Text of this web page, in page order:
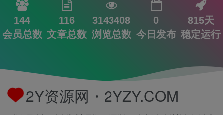
144
会员总数
116
文章总数
3143408
浏览总数
0
今日发布
815天
稳定运行
2Y资源网・2YZY.COM